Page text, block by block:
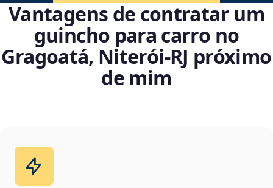
Vantagens de contratar um
guincho para carro no
Gragoatá, Niterói‑RJ próximo
de mim